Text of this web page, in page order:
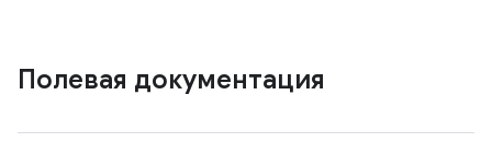
Полевая документация